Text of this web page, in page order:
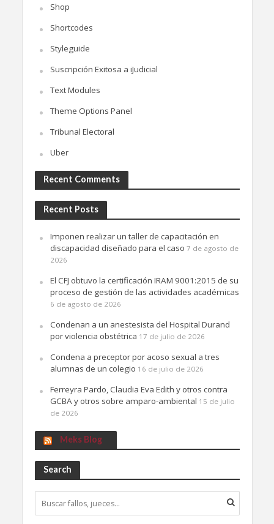
Shop
Shortcodes
Styleguide
Suscripción Exitosa a iJudicial
Text Modules
Theme Options Panel
Tribunal Electoral
Uber
Recent Comments
Recent Posts
Imponen realizar un taller de capacitación en
discapacidad diseñado para el caso 7 de agosto de
2026
El CFJ obtuvo la certificación IRAM 9001:2015 de su
proceso de gestión de las actividades académicas
6 de agosto de 2026
Condenan a un anestesista del Hospital Durand
por violencia obstétrica 17 de julio de 2026
Condena a preceptor por acoso sexual a tres
alumnas de un colegio 16 de julio de 2026
Ferreyra Pardo, Claudia Eva Edith y otros contra
GCBA y otros sobre amparo-ambiental 15 de julio
de 2026
Meks Blog
Search